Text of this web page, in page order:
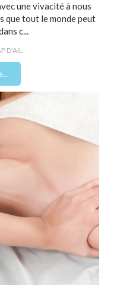
une vivacité à nous
que tout le monde peut
c...
D'AIL